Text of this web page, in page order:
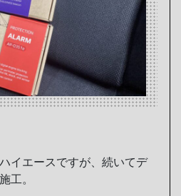
イエースですが、続いてデ
工。